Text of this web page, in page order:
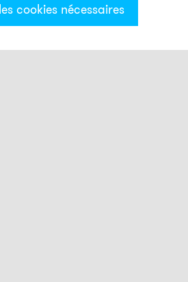
& Filter
cookies nécessaires